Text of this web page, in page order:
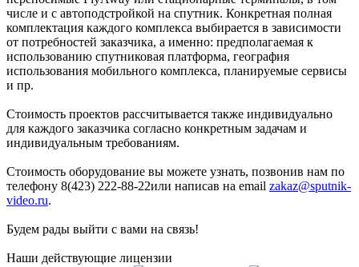
числе и с автоподстройкой на спутник. Конкретная полная
комплектация каждого комплекса выбирается в зависимости
от потребностей заказчика, а именно: предполагаемая к
использованию спутниковая платформа, география
использования мобильного комплекса, планируемые сервисы
и пр.
Стоимость проектов рассчитывается также индивидуально
для каждого заказчика согласно конкретным задачам и
индивидуальным требованиям.
Стоимость оборудование вы можете узнать, позвонив нам по
телефону 8(423) 222-88-22или написав на email zakaz@sputnik-
video.ru.
Будем рады выйти с вами на связь!
Наши действующие лицензии